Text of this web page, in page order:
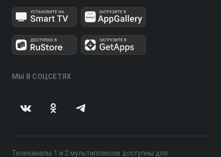
МЫ В СОЦСЕТЯХ
Телеканалы 1 и 2 мультиплексов доступны для